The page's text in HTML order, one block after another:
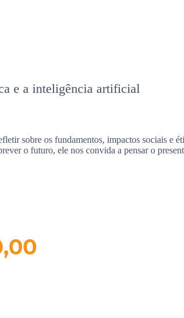
e a inteligência artificial
sobre os fundamentos, impactos sociais e
o futuro, ele nos convida a pensar o